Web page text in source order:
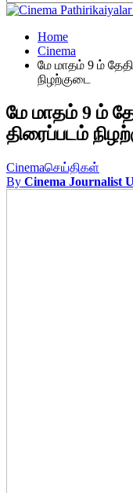
Home
Cinema
மே மாதம் 9 ம்
நிழற்குடை
மே மாதம் 9 ம்
திரைப்படம்
Cinemaசெய்திகள்
By Cinema Journalist